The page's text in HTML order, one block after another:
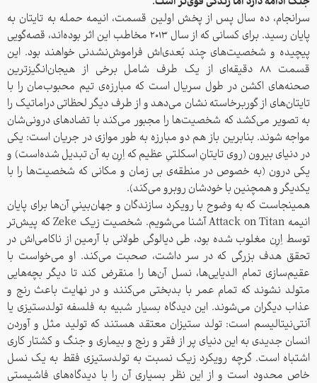
سرانجام، ده سال پس از پخش اولین قسمت، انیمه حمله به تایتان‌ به
پایان رسید. برای کسانی که از سال ۲۰۱۳ مخاطب این اثر بوده‌اند، قصه‌گویی
پیچیده و شخصیت‌های چند بُعدی‌اش فراموش‌نشدنی خواهند بود. این
قسمت ۸۸ دقیقه‌ای از یک طرف شامل برخی از هیجان‌انگیزترین
صحنه‌های اکشن در طول سریال است که مبارزه‌ی تیم محبوب‌مان را با
تایتان‌های از گوربرخاسته نشان می‌دهد و از طرف دیگر لحظاتی دراماتیک را
به تصویر می‌کشد که شخصیت‌ها را مجبور می‌کند با تضادهای درونی‌شان
مواجه شوند. بنابرین باز هم دو مبارزه به طور موازی در جریان است: یکی
در دنیای بیرون (روی تایتانِ اسکلتیِ عظیم که اِرِن به آن تبدیل شده‌است) و
یکی درون (به خصوص در منطقه‌ی بی‌ زمان و مکانی که شخصیت‌ها را با
یکدیگر و همچنین با خودشان روبرو می‌کند).
همینجاست که به وضوح با رویکرد سازندگان و جهان‌بینیِ آن‌ها برای پایان
انیمه Attack on Titan آشنا می‌شویم. شخصیت زیک Zeke که پیش‌تر
توسط اِرِن مغلوب شده بود، طی دیالوگی طولانی با آرمین از ناکامی‌اش در
تحقق هدف بزرگی که در سر داشت، صحبت می‌کند. او می‌خواست با
عقیم‌سازی تمام الدیایی‌ها، نسل آن‌ها را منقرض کند تا دیگر بچه‌هایی
متولد نشوند که تمام عمر با بدبختی می‌کنند و در نهایت باعث رنج و
عذاب دیگران می‌شوند. این دیدگاه بسیار شبیه به فلسفه‌ تولدستیزی یا
آنتی‌نیتالیسم است: تولد ستیزان معتقد هستند که تولید مثل و آوردن
انسان جدیدی به این دنیای پر از فقر و رنج و بیماری و جنگ و کشتار کاری
اشتباه است. گرچه رویکرد زیک نسبت به تولدستیزی فقط به یک نسل
خاص محدود است و از این نظر بسیاری آن را با دیدگاه‌های فاشیستی
جهت ورود نام کاربری و رمز عبور
خود را وارد نمایید.
نام کاربری
رمز عبور
ورود